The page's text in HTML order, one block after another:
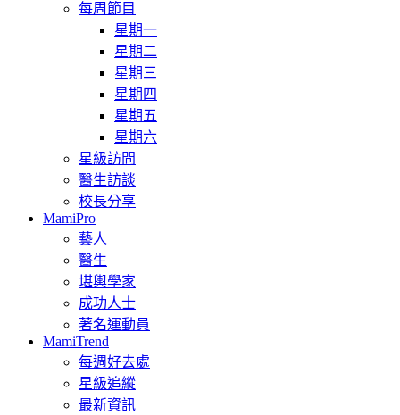
每周節目
星期一
星期二
星期三
星期四
星期五
星期六
星級訪問
醫生訪談
校長分享
MamiPro
藝人
醫生
堪輿學家
成功人士
著名運動員
MamiTrend
每週好去處
星級追縱
最新資訊